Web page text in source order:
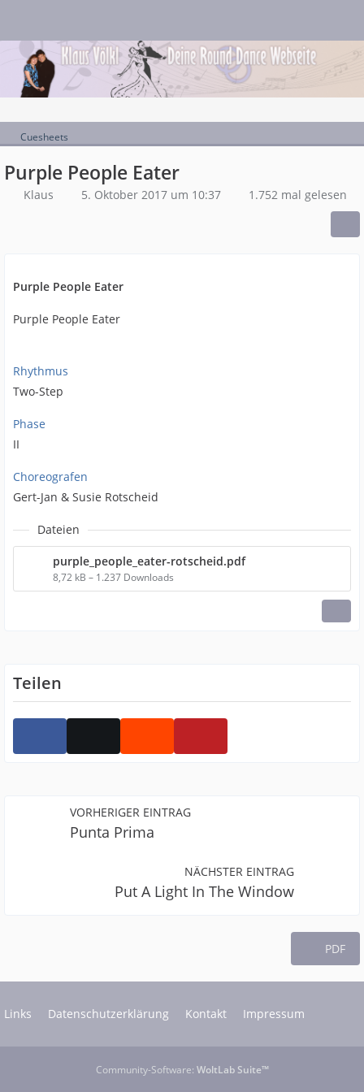
Cuesheets
Purple People Eater
Klaus 5. Oktober 2017 um 10:37 1.752 mal gelesen
Purple People Eater
Purple People Eater
Rhythmus
Two-Step
Phase
II
Choreografen
Gert-Jan & Susie Rotscheid
Dateien
purple_people_eater-rotscheid.pdf
8,72 kB – 1.237 Downloads
Teilen
VORHERIGER EINTRAG
Punta Prima
NÄCHSTER EINTRAG
Put A Light In The Window
PDF
Links Datenschutzerklärung Kontakt Impressum
Community-Software: WoltLab Suite™